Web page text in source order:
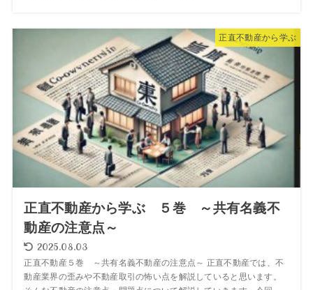
正直不動産から学ぶ
正直不動産から学ぶ ５巻 ～共有名義不
動産の注意点～
2025.08.03
正直不動産５巻 ～共有名義不動産の注意点～ 正直不動産では、不
動産業界の歪みや不動産取引の怖い点を解説していると思います。